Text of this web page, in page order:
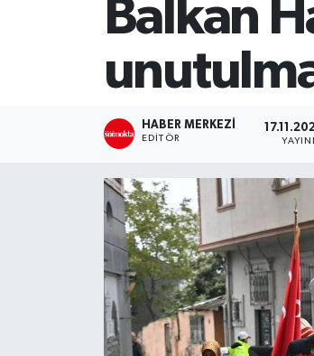
Balkan
HABER MERKEZI
EDITÖR
SİYASET
Teknoloji
TRABZON